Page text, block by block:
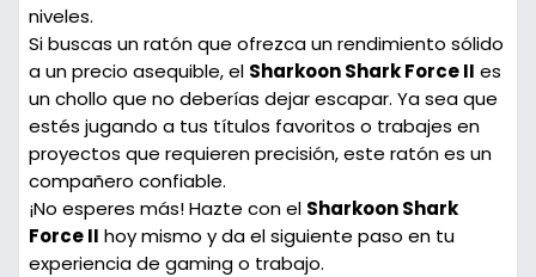
niveles.
Si buscas un ratón que ofrezca un rendimiento sólido
a un precio asequible, el Sharkoon Shark Force II es
un chollo que no deberías dejar escapar. Ya sea que
estés jugando a tus títulos favoritos o trabajes en
proyectos que requieren precisión, este ratón es un
compañero confiable.
¡No esperes más! Hazte con el Sharkoon Shark
Force II hoy mismo y da el siguiente paso en tu
experiencia de gaming o trabajo.